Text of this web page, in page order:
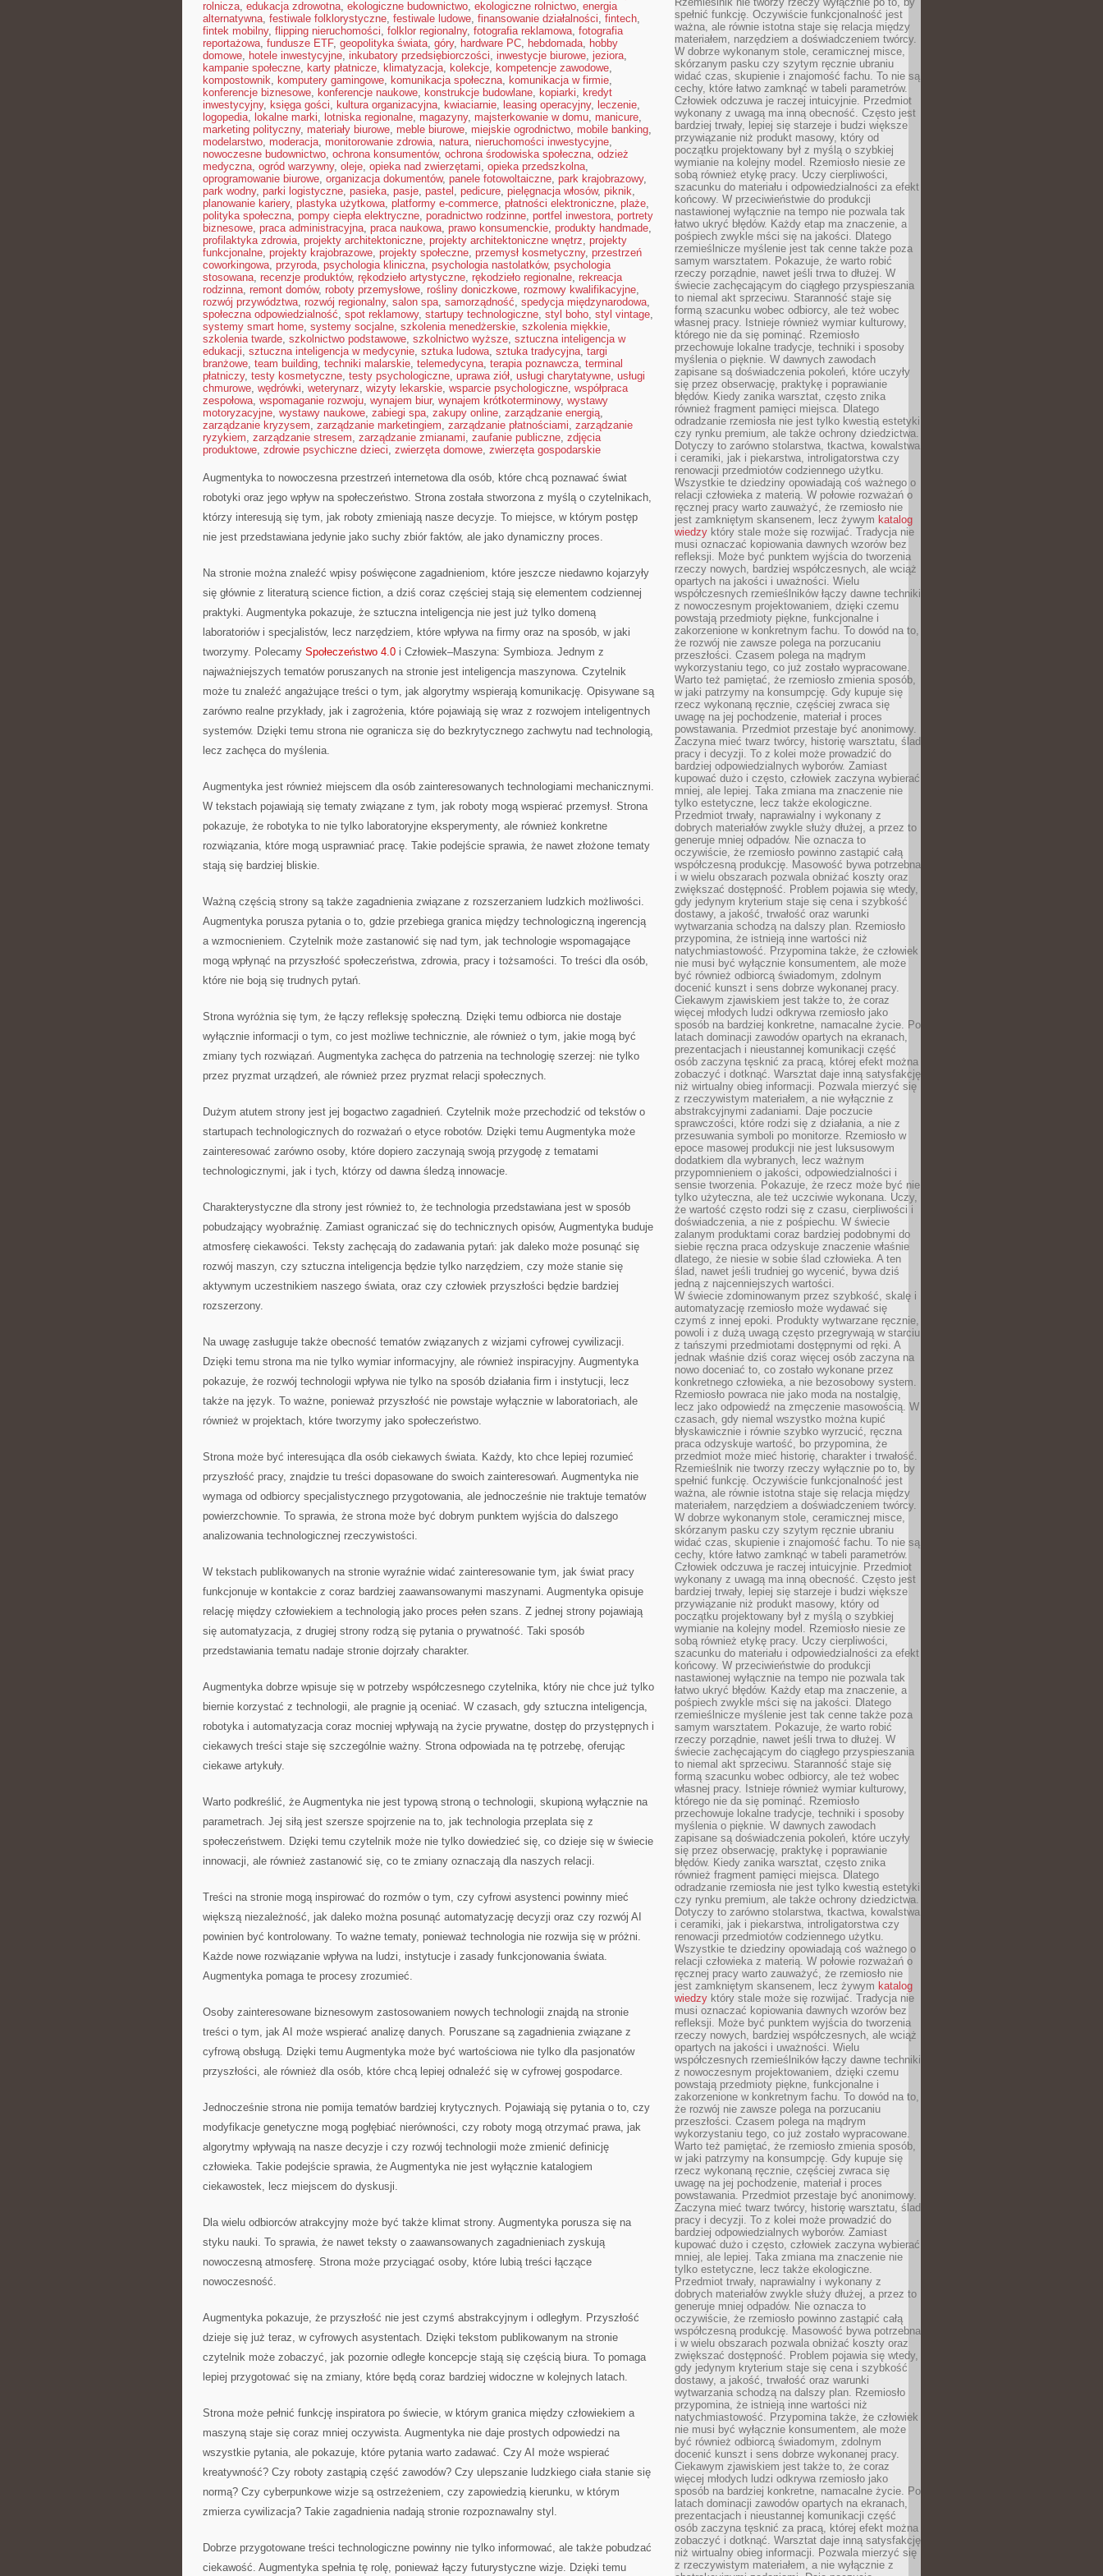
rolnicza, edukacja zdrowotna, ekologiczne budownictwo, ekologiczne rolnictwo, energia
alternatywna, festiwale folklorystyczne, festiwale ludowe, finansowanie działalności, fintech,
fintek mobilny, flipping nieruchomości, folklor regionalny, fotografia reklamowa, fotografia
reportażowa, fundusze ETF, geopolityka świata, góry, hardware PC, hebdomada, hobby
domowe, hotele inwestycyjne, inkubatory przedsiębiorczości, inwestycje biurowe, jeziora,
kampanie społeczne, karty płatnicze, klimatyzacja, kolekcje, kompetencje zawodowe,
kompostownik, komputery gamingowe, komunikacja społeczna, komunikacja w firmie,
konferencje biznesowe, konferencje naukowe, konstrukcje budowlane, kopiarki, kredyt
inwestycyjny, księga gości, kultura organizacyjna, kwiaciarnie, leasing operacyjny, leczenie,
logopedia, lokalne marki, lotniska regionalne, magazyny, majsterkowanie w domu, manicure,
marketing polityczny, materiały biurowe, meble biurowe, miejskie ogrodnictwo, mobile banking,
modelarstwo, moderacja, monitorowanie zdrowia, natura, nieruchomości inwestycyjne,
nowoczesne budownictwo, ochrona konsumentów, ochrona środowiska społeczna, odzież
medyczna, ogród warzywny, oleje, opieka nad zwierzętami, opieka przedszkolna,
oprogramowanie biurowe, organizacja dokumentów, panele fotowoltaiczne, park krajobrazowy,
park wodny, parki logistyczne, pasieka, pasje, pastel , pedicure, pielęgnacja włosów, piknik,
planowanie kariery, plastyka użytkowa, platformy e-commerce, płatności elektroniczne, plaże,
polityka społeczna, pompy ciepła elektryczne, poradnictwo rodzinne, portfel inwestora, portrety
biznesowe, praca administracyjna, praca naukowa, prawo konsumenckie, produkty handmade,
profilaktyka zdrowia, projekty architektoniczne, projekty architektoniczne wnętrz, projekty
funkcjonalne, projekty krajobrazowe, projekty społeczne, przemysł kosmetyczny, przestrzeń
coworkingowa, przyroda, psychologia kliniczna, psychologia nastolatków, psychologia
stosowana, recenzje produktów, rękodzieło artystyczne, rękodzieło regionalne, rekreacja
rodzinna, remont domów, roboty przemysłowe, rośliny doniczkowe, rozmowy kwalifikacyjne,
rozwój przywództwa, rozwój regionalny, salon spa, samorządność, spedycja międzynarodowa,
społeczna odpowiedzialność, spot reklamowy, startupy technologiczne, styl boho, styl vintage,
systemy smart home, systemy socjalne, szkolenia menedżerskie, szkolenia miękkie,
szkolenia twarde, szkolnictwo podstawowe, szkolnictwo wyższe, sztuczna inteligencja w
edukacji, sztuczna inteligencja w medycynie, sztuka ludowa, sztuka tradycyjna, targi
branżowe, team building, techniki malarskie, telemedycyna, terapia poznawcza, terminal
płatniczy, testy kosmetyczne, testy psychologiczne, uprawa ziół, usługi charytatywne, usługi
chmurowe, wędrówki, weterynarz, wizyty lekarskie, wsparcie psychologiczne, współpraca
zespołowa, wspomaganie rozwoju, wynajem biur, wynajem krótkoterminowy, wystawy
motoryzacyjne, wystawy naukowe, zabiegi spa, zakupy online, zarządzanie energią,
zarządzanie kryzysem, zarządzanie marketingiem, zarządzanie płatnościami, zarządzanie
ryzykiem, zarządzanie stresem, zarządzanie zmianami, zaufanie publiczne, zdjęcia
produktowe, zdrowie psychiczne dzieci, zwierzęta domowe, zwierzęta gospodarskie
Augmentyka to nowoczesna przestrzeń internetowa dla osób, które chcą poznawać świat
robotyki oraz jego wpływ na społeczeństwo. Strona została stworzona z myślą o czytelnikach,
którzy interesują się tym, jak roboty zmieniają nasze decyzje. To miejsce, w którym postęp
nie jest przedstawiana jedynie jako suchy zbiór faktów, ale jako dynamiczny proces.
Na stronie można znaleźć wpisy poświęcone zagadnieniom, które jeszcze niedawno kojarzyły
się głównie z literaturą science fiction, a dziś coraz częściej stają się elementem codziennej
praktyki. Augmentyka pokazuje, że sztuczna inteligencja nie jest już tylko domeną
laboratoriów i specjalistów, lecz narzędziem, które wpływa na firmy oraz na sposób, w jaki
tworzymy. Polecamy Społeczeństwo 4.0 i Człowiek–Maszyna: Symbioza. Jednym z
najważniejszych tematów poruszanych na stronie jest inteligencja maszynowa. Czytelnik
może tu znaleźć angażujące treści o tym, jak algorytmy wspierają komunikację. Opisywane są
zarówno realne przykłady, jak i zagrożenia, które pojawiają się wraz z rozwojem inteligentnych
systemów. Dzięki temu strona nie ogranicza się do bezkrytycznego zachwytu nad technologią,
lecz zachęca do myślenia.
Augmentyka jest również miejscem dla osób zainteresowanych technologiami mechanicznymi.
W tekstach pojawiają się tematy związane z tym, jak roboty mogą wspierać przemysł. Strona
pokazuje, że robotyka to nie tylko laboratoryjne eksperymenty, ale również konkretne
rozwiązania, które mogą usprawniać pracę. Takie podejście sprawia, że nawet złożone tematy
stają się bardziej bliskie.
Ważną częścią strony są także zagadnienia związane z rozszerzaniem ludzkich możliwości.
Augmentyka porusza pytania o to, gdzie przebiega granica między technologiczną ingerencją
a wzmocnieniem. Czytelnik może zastanowić się nad tym, jak technologie wspomagające
mogą wpłynąć na przyszłość społeczeństwa, zdrowia, pracy i tożsamości. To treści dla osób,
które nie boją się trudnych pytań.
Strona wyróżnia się tym, że łączy refleksję społeczną. Dzięki temu odbiorca nie dostaje
wyłącznie informacji o tym, co jest możliwe technicznie, ale również o tym, jakie mogą być
zmiany tych rozwiązań. Augmentyka zachęca do patrzenia na technologię szerzej: nie tylko
przez pryzmat urządzeń, ale również przez pryzmat relacji społecznych.
Dużym atutem strony jest jej bogactwo zagadnień. Czytelnik może przechodzić od tekstów o
startupach technologicznych do rozważań o etyce robotów. Dzięki temu Augmentyka może
zainteresować zarówno osoby, które dopiero zaczynają swoją przygodę z tematami
technologicznymi, jak i tych, którzy od dawna śledzą innowacje.
Charakterystyczne dla strony jest również to, że technologia przedstawiana jest w sposób
pobudzający wyobraźnię. Zamiast ograniczać się do technicznych opisów, Augmentyka buduje
atmosferę ciekawości. Teksty zachęcają do zadawania pytań: jak daleko może posunąć się
rozwój maszyn, czy sztuczna inteligencja będzie tylko narzędziem, czy może stanie się
aktywnym uczestnikiem naszego świata, oraz czy człowiek przyszłości będzie bardziej
rozszerzony.
Na uwagę zasługuje także obecność tematów związanych z wizjami cyfrowej cywilizacji.
Dzięki temu strona ma nie tylko wymiar informacyjny, ale również inspiracyjny. Augmentyka
pokazuje, że rozwój technologii wpływa nie tylko na sposób działania firm i instytucji, lecz
także na język. To ważne, ponieważ przyszłość nie powstaje wyłącznie w laboratoriach, ale
również w projektach, które tworzymy jako społeczeństwo.
Strona może być interesująca dla osób ciekawych świata. Każdy, kto chce lepiej rozumieć
przyszłość pracy, znajdzie tu treści dopasowane do swoich zainteresowań. Augmentyka nie
wymaga od odbiorcy specjalistycznego przygotowania, ale jednocześnie nie traktuje tematów
powierzchownie. To sprawia, że strona może być dobrym punktem wyjścia do dalszego
analizowania technologicznej rzeczywistości.
W tekstach publikowanych na stronie wyraźnie widać zainteresowanie tym, jak świat pracy
funkcjonuje w kontakcie z coraz bardziej zaawansowanymi maszynami. Augmentyka opisuje
relację między człowiekiem a technologią jako proces pełen szans. Z jednej strony pojawiają
się automatyzacja, z drugiej strony rodzą się pytania o prywatność. Taki sposób
przedstawiania tematu nadaje stronie dojrzały charakter.
Augmentyka dobrze wpisuje się w potrzeby współczesnego czytelnika, który nie chce już tylko
biernie korzystać z technologii, ale pragnie ją oceniać. W czasach, gdy sztuczna inteligencja,
robotyka i automatyzacja coraz mocniej wpływają na życie prywatne, dostęp do przystępnych i
ciekawych treści staje się szczególnie ważny. Strona odpowiada na tę potrzebę, oferując
ciekawe artykuły.
Warto podkreślić, że Augmentyka nie jest typową stroną o technologii, skupioną wyłącznie na
parametrach. Jej siłą jest szersze spojrzenie na to, jak technologia przeplata się z
społeczeństwem. Dzięki temu czytelnik może nie tylko dowiedzieć się, co dzieje się w świecie
innowacji, ale również zastanowić się, co te zmiany oznaczają dla naszych relacji.
Treści na stronie mogą inspirować do rozmów o tym, czy cyfrowi asystenci powinny mieć
większą niezależność, jak daleko można posunąć automatyzację decyzji oraz czy rozwój AI
powinien być kontrolowany. To ważne tematy, ponieważ technologia nie rozwija się w próżni.
Każde nowe rozwiązanie wpływa na ludzi, instytucje i zasady funkcjonowania świata.
Augmentyka pomaga te procesy zrozumieć.
Osoby zainteresowane biznesowym zastosowaniem nowych technologii znajdą na stronie
treści o tym, jak AI może wspierać analizę danych. Poruszane są zagadnienia związane z
cyfrową obsługą. Dzięki temu Augmentyka może być wartościowa nie tylko dla pasjonatów
przyszłości, ale również dla osób, które chcą lepiej odnaleźć się w cyfrowej gospodarce.
Jednocześnie strona nie pomija tematów bardziej krytycznych. Pojawiają się pytania o to, czy
modyfikacje genetyczne mogą pogłębiać nierówności, czy roboty mogą otrzymać prawa, jak
algorytmy wpływają na nasze decyzje i czy rozwój technologii może zmienić definicję
człowieka. Takie podejście sprawia, że Augmentyka nie jest wyłącznie katalogiem
ciekawostek, lecz miejscem do dyskusji.
Dla wielu odbiorców atrakcyjny może być także klimat strony. Augmentyka porusza się na
styku nauki. To sprawia, że nawet teksty o zaawansowanych zagadnieniach zyskują
nowoczesną atmosferę. Strona może przyciągać osoby, które lubią treści łączące
nowoczesność.
Augmentyka pokazuje, że przyszłość nie jest czymś abstrakcyjnym i odległym. Przyszłość
dzieje się już teraz, w cyfrowych asystentach. Dzięki tekstom publikowanym na stronie
czytelnik może zobaczyć, jak pozornie odległe koncepcje stają się częścią biura. To pomaga
lepiej przygotować się na zmiany, które będą coraz bardziej widoczne w kolejnych latach.
Strona może pełnić funkcję inspiratora po świecie, w którym granica między człowiekiem a
maszyną staje się coraz mniej oczywista. Augmentyka nie daje prostych odpowiedzi na
wszystkie pytania, ale pokazuje, które pytania warto zadawać. Czy AI może wspierać
kreatywność? Czy roboty zastąpią część zawodów? Czy ulepszanie ludzkiego ciała stanie się
normą? Czy cyberpunkowe wizje są ostrzeżeniem, czy zapowiedzią kierunku, w którym
zmierza cywilizacja? Takie zagadnienia nadają stronie rozpoznawalny styl.
Dobrze przygotowane treści technologiczne powinny nie tylko informować, ale także pobudzać
ciekawość. Augmentyka spełnia tę rolę, ponieważ łączy futurystyczne wizje. Dzięki temu
spełnić funkcję. Oczywiście funkcjonalność jest
ważna, ale równie istotna staje się relacja między
materiałem, narzędziem a doświadczeniem twórcy.
W dobrze wykonanym stole, ceramicznej misce,
skórzanym pasku czy szytym ręcznie ubraniu
widać czas, skupienie i znajomość fachu. To nie są
cechy, które łatwo zamknąć w tabeli parametrów.
Człowiek odczuwa je raczej intuicyjnie. Przedmiot
wykonany z uwagą ma inną obecność. Często jest
bardziej trwały, lepiej się starzeje i budzi większe
przywiązanie niż produkt masowy, który od
początku projektowany był z myślą o szybkiej
wymianie na kolejny model. Rzemiosło niesie ze
sobą również etykę pracy. Uczy cierpliwości,
szacunku do materiału i odpowiedzialności za efekt
końcowy. W przeciwieństwie do produkcji
nastawionej wyłącznie na tempo nie pozwala tak
łatwo ukryć błędów. Każdy etap ma znaczenie, a
pośpiech zwykle mści się na jakości. Dlatego
rzemieślnicze myślenie jest tak cenne także poza
samym warsztatem. Pokazuje, że warto robić
rzeczy porządnie, nawet jeśli trwa to dłużej. W
świecie zachęcającym do ciągłego przyspieszania
to niemal akt sprzeciwu. Staranność staje się
formą szacunku wobec odbiorcy, ale też wobec
własnej pracy. Istnieje również wymiar kulturowy,
którego nie da się pominąć. Rzemiosło
przechowuje lokalne tradycje, techniki i sposoby
myślenia o pięknie. W dawnych zawodach
zapisane są doświadczenia pokoleń, które uczyły
się przez obserwację, praktykę i poprawianie
błędów. Kiedy zanika warsztat, często znika
również fragment pamięci miejsca. Dlatego
odradzanie rzemiosła nie jest tylko kwestią estetyki
czy rynku premium, ale także ochrony dziedzictwa.
Dotyczy to zarówno stolarstwa, tkactwa, kowalstwa
i ceramiki, jak i piekarstwa, introligatorstwa czy
renowacji przedmiotów codziennego użytku.
Wszystkie te dziedziny opowiadają coś ważnego o
relacji człowieka z materią. W połowie rozważań o
ręcznej pracy warto zauważyć, że rzemiosło nie
jest zamkniętym skansenem, lecz żywym katalog
wiedzy który stale może się rozwijać. Tradycja nie
musi oznaczać kopiowania dawnych wzorów bez
refleksji. Może być punktem wyjścia do tworzenia
rzeczy nowych, bardziej współczesnych, ale wciąż
opartych na jakości i uważności. Wielu
współczesnych rzemieślników łączy dawne techniki
z nowoczesnym projektowaniem, dzięki czemu
powstają przedmioty piękne, funkcjonalne i
zakorzenione w konkretnym fachu. To dowód na to,
że rozwój nie zawsze polega na porzucaniu
przeszłości. Czasem polega na mądrym
wykorzystaniu tego, co już zostało wypracowane.
Warto też pamiętać, że rzemiosło zmienia sposób,
w jaki patrzymy na konsumpcję. Gdy kupuje się
rzecz wykonaną ręcznie, częściej zwraca się
uwagę na jej pochodzenie, materiał i proces
powstawania. Przedmiot przestaje być anonimowy.
Zaczyna mieć twarz twórcy, historię warsztatu, ślad
pracy i decyzji. To z kolei może prowadzić do
bardziej odpowiedzialnych wyborów. Zamiast
kupować dużo i często, człowiek zaczyna wybierać
mniej, ale lepiej. Taka zmiana ma znaczenie nie
tylko estetyczne, lecz także ekologiczne.
Przedmiot trwały, naprawialny i wykonany z
dobrych materiałów zwykle służy dłużej, a przez to
generuje mniej odpadów. Nie oznacza to
oczywiście, że rzemiosło powinno zastąpić całą
współczesną produkcję. Masowość bywa potrzebna
i w wielu obszarach pozwala obniżać koszty oraz
zwiększać dostępność. Problem pojawia się wtedy,
gdy jedynym kryterium staje się cena i szybkość
dostawy, a jakość, trwałość oraz warunki
wytwarzania schodzą na dalszy plan. Rzemiosło
przypomina, że istnieją inne wartości niż
natychmiastowość. Przypomina także, że człowiek
nie musi być wyłącznie konsumentem, ale może
być również odbiorcą świadomym, zdolnym
docenić kunszt i sens dobrze wykonanej pracy.
Ciekawym zjawiskiem jest także to, że coraz
więcej młodych ludzi odkrywa rzemiosło jako
sposób na bardziej konkretne, namacalne życie. Po
latach dominacji zawodów opartych na ekranach,
prezentacjach i nieustannej komunikacji część
osób zaczyna tęsknić za pracą, której efekt można
zobaczyć i dotknąć. Warsztat daje inną satysfakcję
niż wirtualny obieg informacji. Pozwala mierzyć się
z rzeczywistym materiałem, a nie wyłącznie z
abstrakcyjnymi zadaniami. Daje poczucie
sprawczości, które rodzi się z działania, a nie z
przesuwania symboli po monitorze. Rzemiosło w
epoce masowej produkcji nie jest luksusowym
dodatkiem dla wybranych, lecz ważnym
przypomnieniem o jakości, odpowiedzialności i
sensie tworzenia. Pokazuje, że rzecz może być nie
tylko użyteczna, ale też uczciwie wykonana. Uczy,
że wartość często rodzi się z czasu, cierpliwości i
doświadczenia, a nie z pośpiechu. W świecie
zalanym produktami coraz bardziej podobnymi do
siebie ręczna praca odzyskuje znaczenie właśnie
dlatego, że niesie w sobie ślad człowieka. A ten
ślad, nawet jeśli trudniej go wycenić, bywa dziś
jedną z najcenniejszych wartości.
W świecie zdominowanym przez szybkość, skalę i
automatyzację rzemiosło może wydawać się
czymś z innej epoki. Produkty wytwarzane ręcznie,
powoli i z dużą uwagą często przegrywają w starciu
z tańszymi przedmiotami dostępnymi od ręki. A
jednak właśnie dziś coraz więcej osób zaczyna na
nowo doceniać to, co zostało wykonane przez
konkretnego człowieka, a nie bezosobowy system.
Rzemiosło powraca nie jako moda na nostalgię,
lecz jako odpowiedź na zmęczenie masowością. W
czasach, gdy niemal wszystko można kupić
błyskawicznie i równie szybko wyrzucić, ręczna
praca odzyskuje wartość, bo przypomina, że
przedmiot może mieć historię, charakter i trwałość.
Rzemieślnik nie tworzy rzeczy wyłącznie po to, by
spełnić funkcję. Oczywiście funkcjonalność jest
ważna, ale równie istotna staje się relacja między
materiałem, narzędziem a doświadczeniem twórcy.
W dobrze wykonanym stole, ceramicznej misce,
skórzanym pasku czy szytym ręcznie ubraniu
widać czas, skupienie i znajomość fachu. To nie są
cechy, które łatwo zamknąć w tabeli parametrów.
Człowiek odczuwa je raczej intuicyjnie. Przedmiot
wykonany z uwagą ma inną obecność. Często jest
bardziej trwały, lepiej się starzeje i budzi większe
przywiązanie niż produkt masowy, który od
początku projektowany był z myślą o szybkiej
wymianie na kolejny model. Rzemiosło niesie ze
sobą również etykę pracy. Uczy cierpliwości,
szacunku do materiału i odpowiedzialności za efekt
końcowy. W przeciwieństwie do produkcji
nastawionej wyłącznie na tempo nie pozwala tak
łatwo ukryć błędów. Każdy etap ma znaczenie, a
pośpiech zwykle mści się na jakości. Dlatego
rzemieślnicze myślenie jest tak cenne także poza
samym warsztatem. Pokazuje, że warto robić
rzeczy porządnie, nawet jeśli trwa to dłużej. W
świecie zachęcającym do ciągłego przyspieszania
to niemal akt sprzeciwu. Staranność staje się
formą szacunku wobec odbiorcy, ale też wobec
własnej pracy. Istnieje również wymiar kulturowy,
którego nie da się pominąć. Rzemiosło
przechowuje lokalne tradycje, techniki i sposoby
myślenia o pięknie. W dawnych zawodach
zapisane są doświadczenia pokoleń, które uczyły
się przez obserwację, praktykę i poprawianie
błędów. Kiedy zanika warsztat, często znika
również fragment pamięci miejsca. Dlatego
odradzanie rzemiosła nie jest tylko kwestią estetyki
czy rynku premium, ale także ochrony dziedzictwa.
Dotyczy to zarówno stolarstwa, tkactwa, kowalstwa
i ceramiki, jak i piekarstwa, introligatorstwa czy
renowacji przedmiotów codziennego użytku.
Wszystkie te dziedziny opowiadają coś ważnego o
relacji człowieka z materią. W połowie rozważań o
ręcznej pracy warto zauważyć, że rzemiosło nie
jest zamkniętym skansenem, lecz żywym katalog
wiedzy który stale może się rozwijać. Tradycja nie
musi oznaczać kopiowania dawnych wzorów bez
refleksji. Może być punktem wyjścia do tworzenia
rzeczy nowych, bardziej współczesnych, ale wciąż
opartych na jakości i uważności. Wielu
współczesnych rzemieślników łączy dawne techniki
z nowoczesnym projektowaniem, dzięki czemu
powstają przedmioty piękne, funkcjonalne i
zakorzenione w konkretnym fachu. To dowód na to,
że rozwój nie zawsze polega na porzucaniu
przeszłości. Czasem polega na mądrym
wykorzystaniu tego, co już zostało wypracowane.
Warto też pamiętać, że rzemiosło zmienia sposób,
w jaki patrzymy na konsumpcję. Gdy kupuje się
rzecz wykonaną ręcznie, częściej zwraca się
uwagę na jej pochodzenie, materiał i proces
powstawania. Przedmiot przestaje być anonimowy.
Zaczyna mieć twarz twórcy, historię warsztatu, ślad
pracy i decyzji. To z kolei może prowadzić do
bardziej odpowiedzialnych wyborów. Zamiast
kupować dużo i często, człowiek zaczyna wybierać
mniej, ale lepiej. Taka zmiana ma znaczenie nie
tylko estetyczne, lecz także ekologiczne.
Przedmiot trwały, naprawialny i wykonany z
dobrych materiałów zwykle służy dłużej, a przez to
generuje mniej odpadów. Nie oznacza to
oczywiście, że rzemiosło powinno zastąpić całą
współczesną produkcję. Masowość bywa potrzebna
i w wielu obszarach pozwala obniżać koszty oraz
zwiększać dostępność. Problem pojawia się wtedy,
gdy jedynym kryterium staje się cena i szybkość
dostawy, a jakość, trwałość oraz warunki
wytwarzania schodzą na dalszy plan. Rzemiosło
przypomina, że istnieją inne wartości niż
natychmiastowość. Przypomina także, że człowiek
nie musi być wyłącznie konsumentem, ale może
być również odbiorcą świadomym, zdolnym
docenić kunszt i sens dobrze wykonanej pracy.
Ciekawym zjawiskiem jest także to, że coraz
więcej młodych ludzi odkrywa rzemiosło jako
sposób na bardziej konkretne, namacalne życie. Po
latach dominacji zawodów opartych na ekranach,
prezentacjach i nieustannej komunikacji część
osób zaczyna tęsknić za pracą, której efekt można
zobaczyć i dotknąć. Warsztat daje inną satysfakcję
niż wirtualny obieg informacji. Pozwala mierzyć się
z rzeczywistym materiałem, a nie wyłącznie z